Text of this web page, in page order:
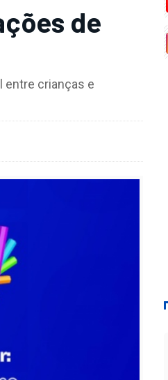
de
entre crianças e